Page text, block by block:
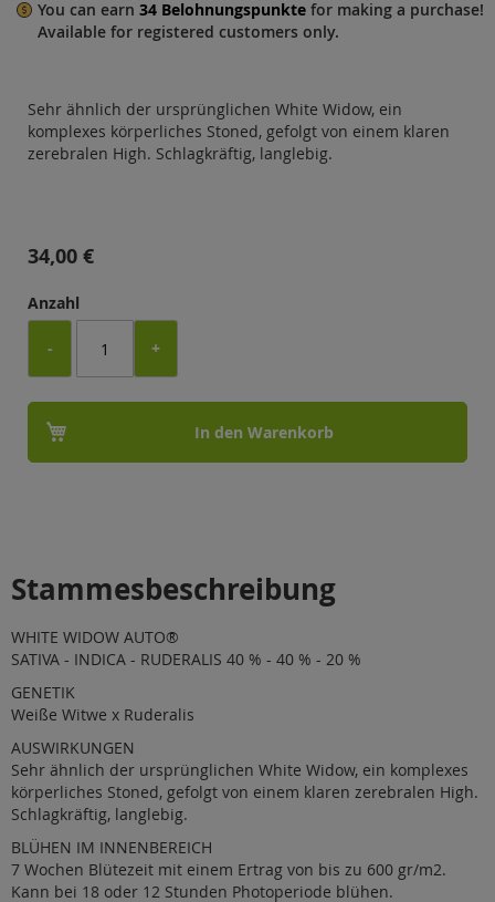
You can earn 34 Belohnungspunkte for making a purchase!
Available for registered customers only.
Sehr ähnlich der ursprünglichen White Widow, ein
komplexes körperliches Stoned, gefolgt von einem klaren
zerebralen High. Schlagkräftig, langlebig.
34,00 €
Anzahl
- +
In den Warenkorb
Stammesbeschreibung
WHITE WIDOW AUTO®
SATIVA - INDICA - RUDERALIS 40 % - 40 % - 20 %
GENETIK
Weiße Witwe x Ruderalis
AUSWIRKUNGEN
Sehr ähnlich der ursprünglichen White Widow, ein komplexes
körperliches Stoned, gefolgt von einem klaren zerebralen High.
Schlagkräftig, langlebig.
BLÜHEN IM INNENBEREICH
7 Wochen Blütezeit mit einem Ertrag von bis zu 600 gr/m2.
Kann bei 18 oder 12 Stunden Photoperiode blühen.